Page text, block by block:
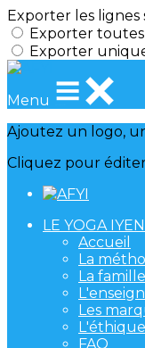
Exporter les lignes
Exporter
Exporter
Menu
Ajoutez un logo,
Cliquez pour
LE YOGA
Accueil
La
La
Les
L'éthique
FAQ